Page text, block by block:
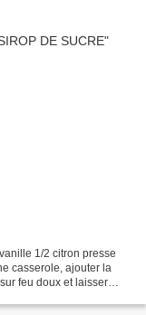
casserole, ajouter la
feu doux et laisser